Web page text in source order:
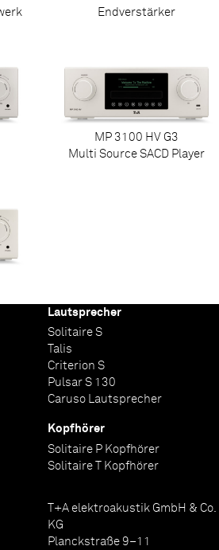
Endverstärker
MP 3100 HV G3
Multi Source SACD Player
Lautsprecher
Solitaire S
Talis
Criterion S
Pulsar S 130
Caruso Lautsprecher
Kopfhörer
Solitaire P Kopfhörer
Solitaire T Kopfhörer
T+A elektroakustik GmbH & Co.
KG
Planckstraße 9–11